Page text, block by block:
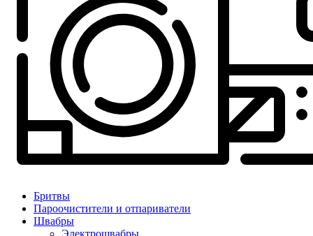
Бритвы
Пароочистители и отпариватели
Швабры
Электрошвабры